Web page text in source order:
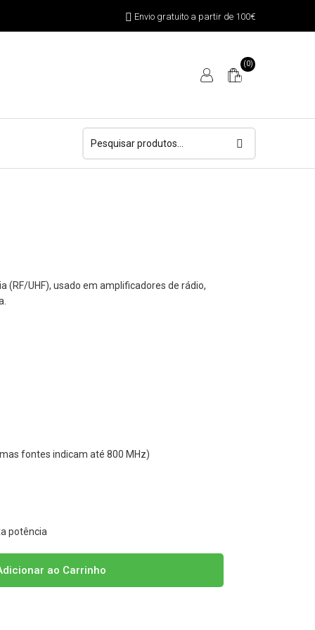
Envio gratuito a partir de 100€
(0)
(RF/UHF), usado em amplificadores de rádio,
fontes indicam até 800 MHz)
potência
ao Carrinho